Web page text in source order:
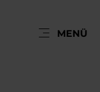
MENÜ